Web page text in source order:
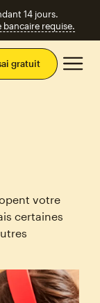
14 jours.
requise.
gratuit
votre
certaines